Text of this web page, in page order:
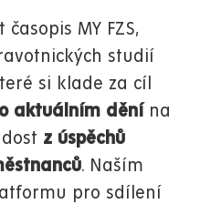
MY FZS,
studií
si klade za cíl
aktuálním dění na
z úspěchů
. Naším
pro sdílení